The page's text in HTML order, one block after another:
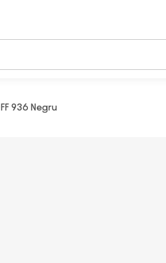
936 Negru